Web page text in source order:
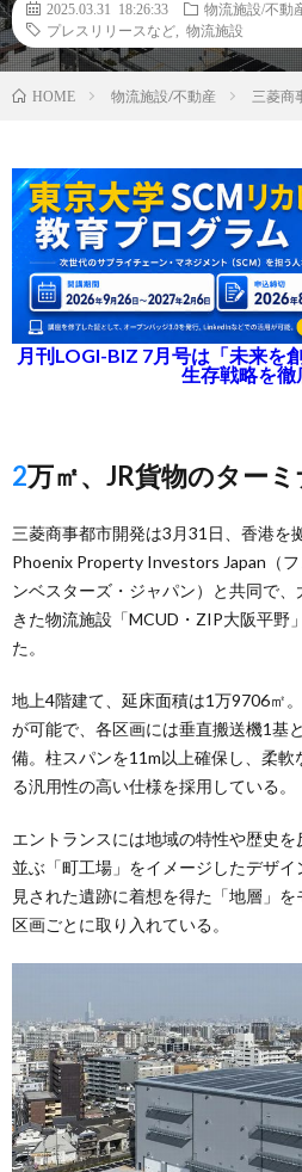
2025.03.31 18:26:33
物流施設/不動
プレスリリースなど
物流施設
HOME 物流施設/不動産 三菱商
月刊LOGI-BIZ 7月号は「未来を
生存戦略を徹
2万㎡、JR貨物のター
三菱商事都市開発は3月31日、香港を
Phoenix Property Investors Japan（
ンベスターズ・ジャパン）と共同で
きた物流施設「MCUD・ZIP大阪平野
た。
地上4階建て、延床面積は1万9706㎡
が可能で、各区画には垂直搬送機1基
備。柱スパンを11m以上確保し、柔
る汎用性の高い仕様を採用している。
エントランスには地域の特性や歴史
並ぶ「町工場」をイメージしたデザ
見された遺跡に着想を得た「地層」を
区画ごとに取り入れている。